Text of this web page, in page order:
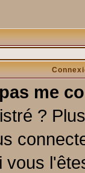
me
?
vous